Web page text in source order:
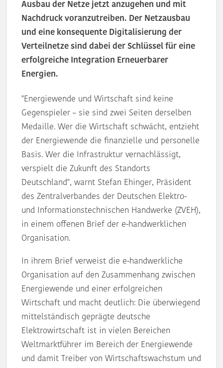
Ausbau der Netze jetzt anzugehen und mit
Nachdruck voranzutreiben. Der Netzausbau
und eine konsequente Digitalisierung der
Verteilnetze sind dabei der Schlüssel für eine
erfolgreiche Integration Erneuerbarer
Energien.
"Energiewende und Wirtschaft sind keine
Gegenspieler – sie sind zwei Seiten derselben
Medaille. Wer die Wirtschaft schwächt, entzieht
der Energiewende die finanzielle und personelle
Basis. Wer die Infrastruktur vernachlässigt,
verspielt die Zukunft des Standorts
Deutschland", warnt Stefan Ehinger, Präsident
des Zentralverbandes der Deutschen Elektro-
und Informationstechnischen Handwerke (ZVEH),
in einem offenen Brief der e-handwerklichen
Organisation.
In ihrem Brief verweist die e-handwerkliche
Organisation auf den Zusammenhang zwischen
Energiewende und einer erfolgreichen
Wirtschaft und macht deutlich: Die überwiegend
mittelständisch geprägte deutsche
Elektrowirtschaft ist in vielen Bereichen
Weltmarktführer im Bereich der Energiewende
und damit Treiber von Wirtschaftswachstum und